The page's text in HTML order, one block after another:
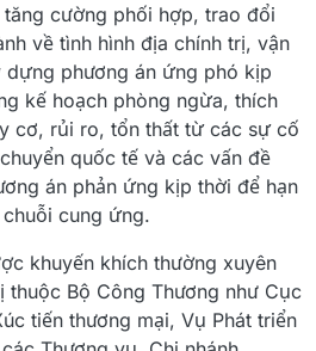
cường phối hợp, trao đổi
về tình hình địa chính trị, vận
phương án ứng phó kịp
kế hoạch phòng ngừa, thích
cơ, rủi ro, tổn thất từ các sự cố
quốc tế và các vấn đề
án phản ứng kịp thời để hạn
cung ứng.
khuyến khích thường xuyên
Bộ Công Thương như Cục
tiến thương mại, Vụ Phát triển